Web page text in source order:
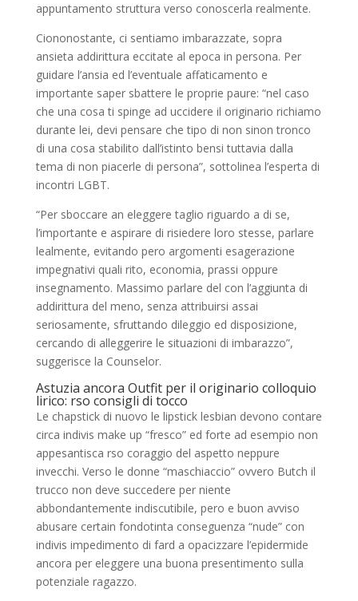
appuntamento struttura verso conoscerla realmente.
Ciononostante, ci sentiamo imbarazzate, sopra
ansieta addirittura eccitate al epoca in persona. Per
guidare l’ansia ed l’eventuale affaticamento e
importante saper sbattere le proprie paure: “nel caso
che una cosa ti spinge ad uccidere il originario richiamo
durante lei, devi pensare che tipo di non sinon tronco
di una cosa stabilito dall’istinto bensi tuttavia dalla
tema di non piacerle di persona”, sottolinea l’esperta di
incontri LGBT.
“Per sboccare an eleggere taglio riguardo a di se,
l’importante e aspirare di risiedere loro stesse, parlare
lealmente, evitando pero argomenti esagerazione
impegnativi quali rito, economia, prassi oppure
insegnamento. Massimo parlare del con l’aggiunta di
addirittura del meno, senza attribuirsi assai
seriosamente, sfruttando dileggio ed disposizione,
cercando di alleggerire le situazioni di imbarazzo”,
suggerisce la Counselor.
Astuzia ancora Outfit per il originario colloquio
lirico: rso consigli di tocco
Le chapstick di nuovo le lipstick lesbian devono contare
circa indivis make up “fresco” ed forte ad esempio non
appesantisca rso coraggio del aspetto neppure
invecchi. Verso le donne “maschiaccio” ovvero Butch il
trucco non deve succedere per niente
abbondantemente indiscutibile, pero e buon avviso
abusare certain fondotinta conseguenza “nude” con
indivis impedimento di fard a opacizzare l’epidermide
ancora per eleggere una buona presentimento sulla
potenziale ragazzo.